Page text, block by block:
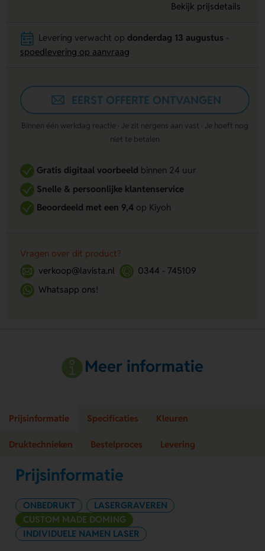
Bekijk prijsdetails
Levering verwacht op donderdag 13 augustus
spoedlevering op aanvraag
EERST OFFERTE ONTVANGEN
Binnen één werkdag reactie · Je zit nergens aan vast · Je hoeft nog
niet te betalen
Gratis digitaal voorbeeldbinnen 24 uur
Snelle & persoonlijke klantenservice
Beoordeeld met een 9,4op Kiyoh
Vragen over dit product?
verkoop@lavista.nl
0344 - 745109
Whatsapp ons!
Meer informatie
Prijsinformatie Specificaties Kleuren
Druktechnieken Bestelproces Levering
Prijsinformatie
ONBEDRUKT
LASERGRAVEREN
CUSTOM MADE DOMING
INDIVIDUELE NAMEN LASER